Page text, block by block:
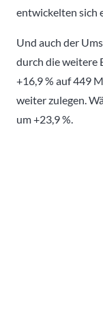
entwickelten sich
Und auch der
durch die weitere
+16,9 % auf 449
weiter zulegen.
um +23,9 %.